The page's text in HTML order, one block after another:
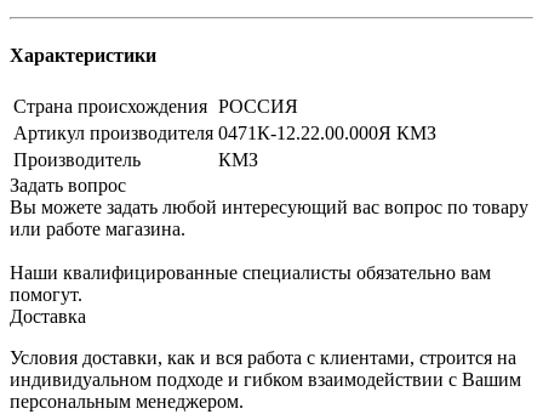
Характеристики
Страна происхождения РОССИЯ
Артикул производителя 0471К-12.22.00.000Я КМЗ
Производитель
КМЗ
Задать вопрос
Вы можете задать любой интересующий вас вопрос по товару
или работе магазина.
Наши квалифицированные специалисты обязательно вам
помогут.
Доставка
Условия доставки, как и вся работа с клиентами, строится на
индивидуальном подходе и гибком взаимодействии с Вашим
персональным менеджером.